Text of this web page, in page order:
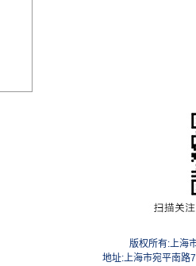
版权所有:上海
地址:上海市宛平南